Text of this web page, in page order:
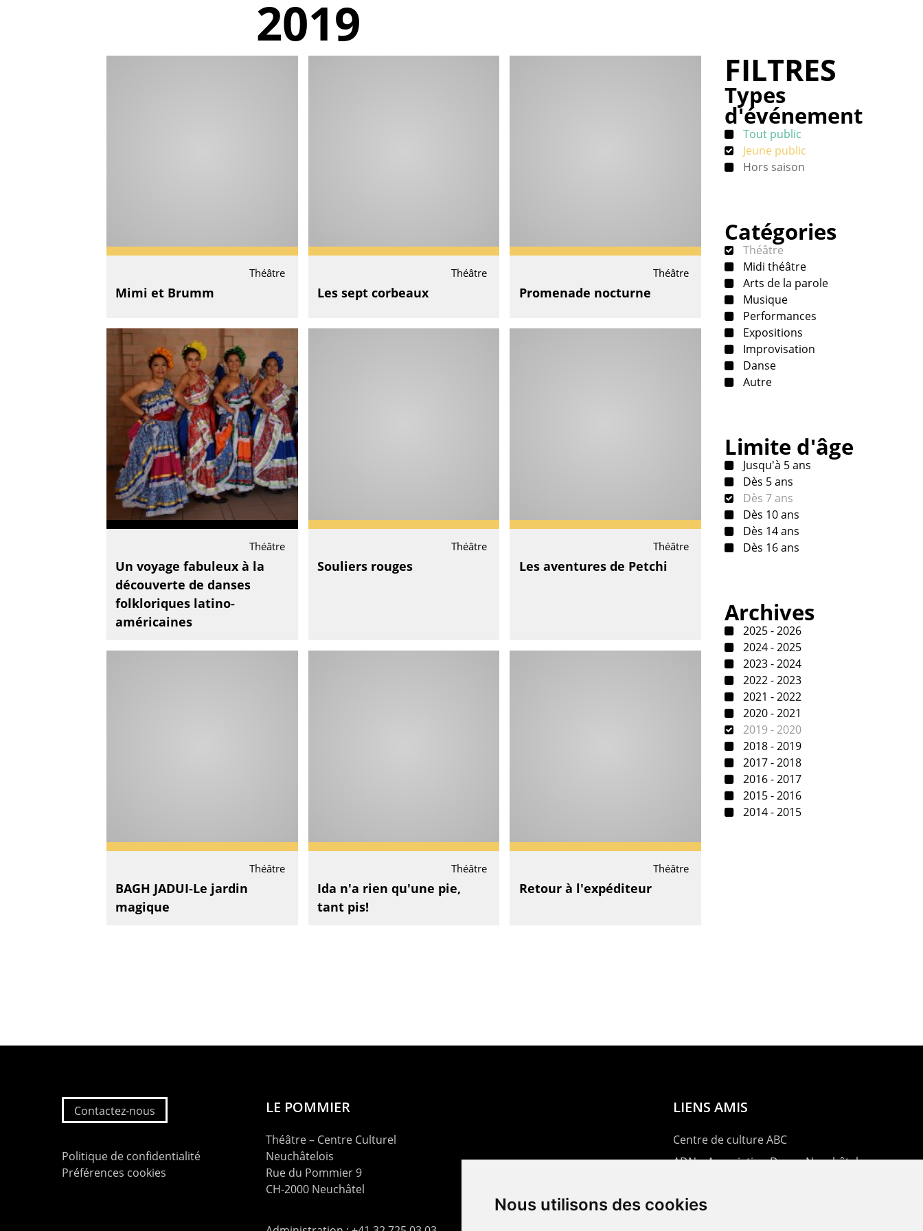
Nous utilisons des cookies
2019
Théâtre
Mimi et Brumm
Théâtre
Les sept corbeaux
Théâtre
Promenade nocturne
Théâtre
Un voyage fabuleux à la
découverte de danses
folkloriques latino-
américaines
Théâtre
Souliers rouges
Théâtre
Les aventures de Petchi
Théâtre
BAGH JADUI-Le jardin
magique
Théâtre
Ida n'a rien qu'une pie,
tant pis!
Théâtre
Retour à l'expéditeur
FILTRES
Types
d'événement
Tout public
Jeune public
Hors saison
Catégories
Théâtre
Midi théâtre
Arts de la parole
Musique
Performances
Expositions
Improvisation
Danse
Autre
Limite d'âge
Jusqu'à 5 ans
Dès 5 ans
Dès 7 ans
Dès 10 ans
Dès 14 ans
Dès 16 ans
Archives
2025 - 2026
2024 - 2025
2023 - 2024
2022 - 2023
2021 - 2022
2020 - 2021
2019 - 2020
2018 - 2019
2017 - 2018
2016 - 2017
2015 - 2016
2014 - 2015
Contactez-nous
Politique de confidentialité
Préférences cookies
LE POMMIER
Théâtre – Centre Culturel
Neuchâtelois
Rue du Pommier 9
CH-2000 Neuchâtel
LIENS AMIS
Centre de culture ABC
ADN – Association Danse Neuchâtel